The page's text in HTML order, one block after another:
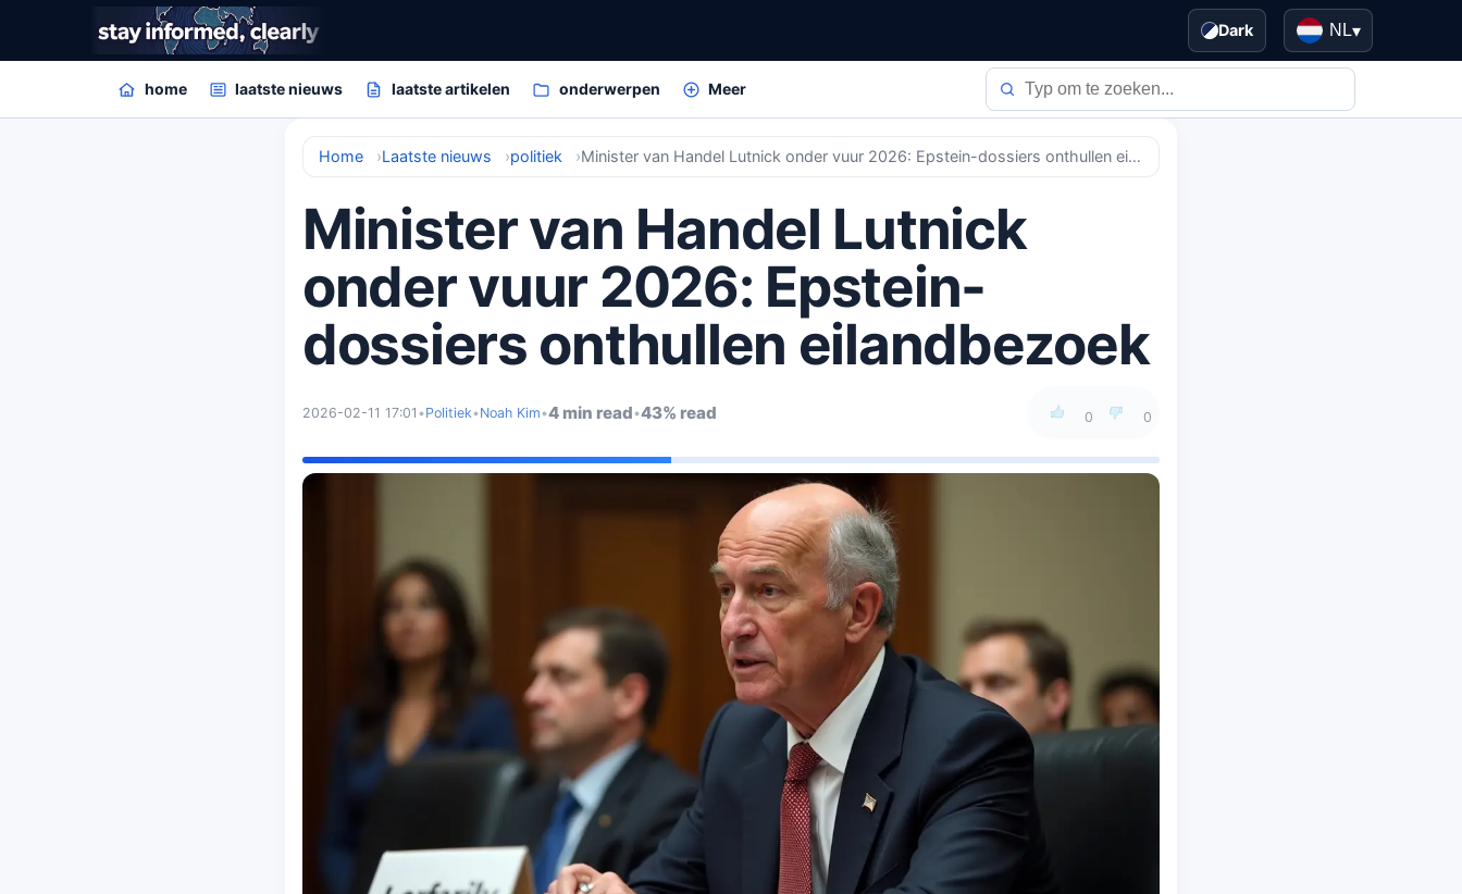
Dark NL▾
home laatste nieuws laatste artikelen onderwerpen Meer
Home Laatste nieuws politiek Minister van Handel Lutnick onder vuur 2026: Epstein-dossiers onthullen eilandbezoek
Minister van Handel Lutnick
onder vuur 2026: Epstein-
dossiers onthullen eilandbezoek
0 0
2026-02-11 17:01 •Politiek•Noah Kim•4 min read•43% read